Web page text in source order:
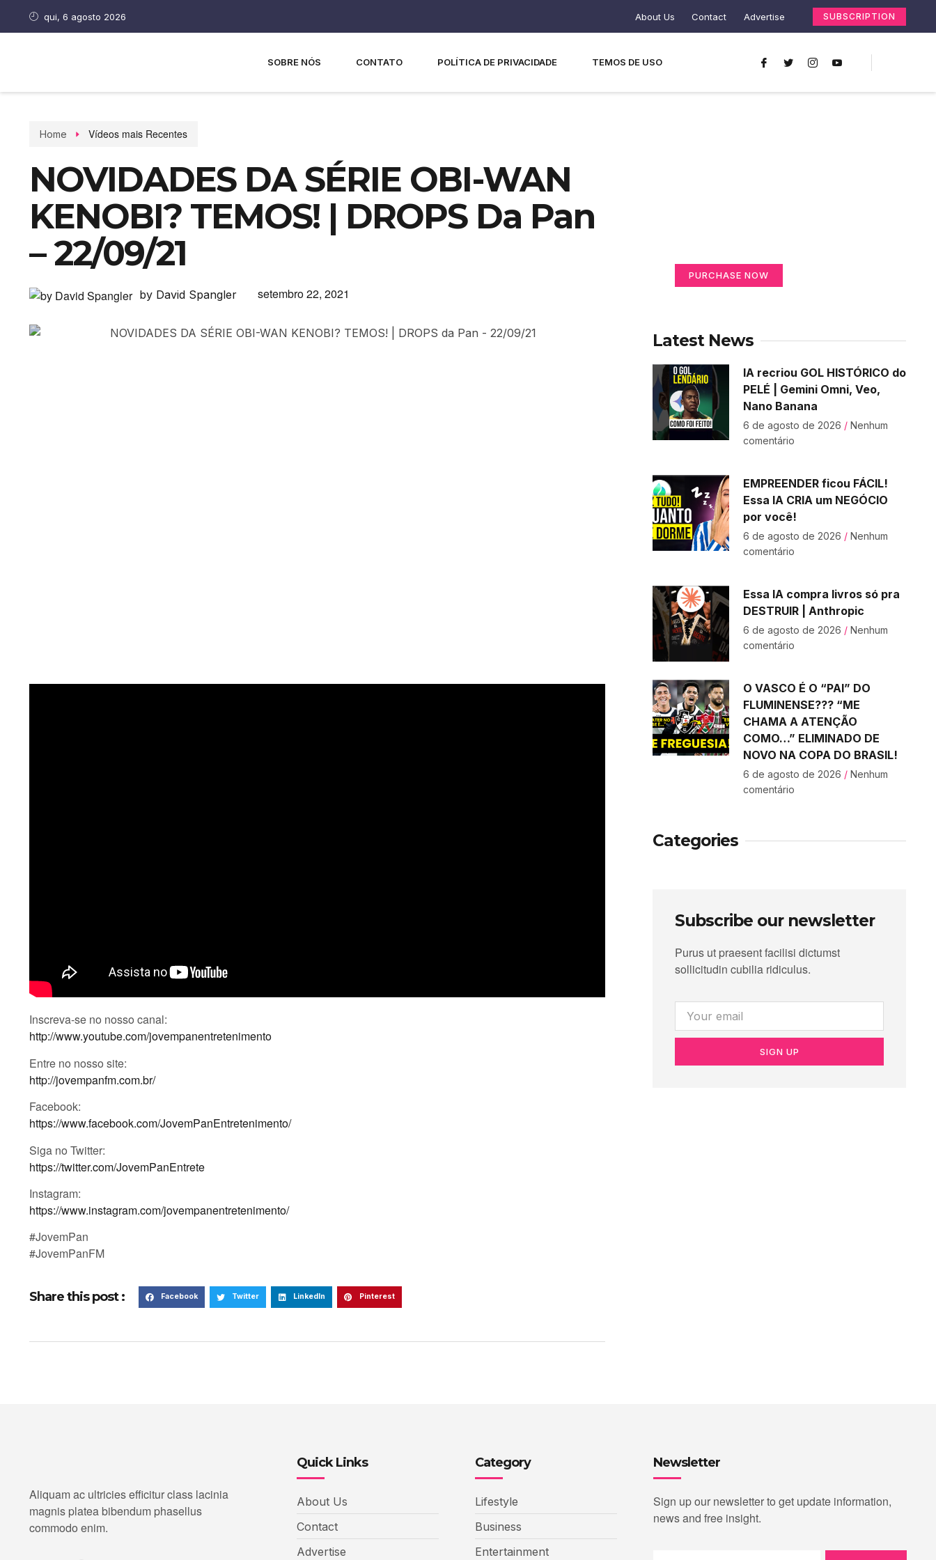
qui, 6 agosto 2026 About Us Contact Advertise SUBSCRIPTION
SOBRE NÓS CONTATO POLÍTICA DE PRIVACIDADE TEMOS DE USO
Home Vídeos mais Recentes
NOVIDADES DA SÉRIE OBI-WAN
KENOBI? TEMOS! | DROPS Da Pan
– 22/09/21
by David Spangler setembro 22, 2021
Inscreva-se no nosso canal:
http://www.youtube.com/jovempanentretenimento
Entre no nosso site:
http://jovempanfm.com.br/
Facebook:
https://www.facebook.com/JovemPanEntretenimento/
Siga no Twitter:
https://twitter.com/JovemPanEntrete
Instagram:
https://www.instagram.com/jovempanentretenimento/
#JovemPan
#JovemPanFM
Share this post : Facebook Twitter LinkedIn Pinterest
PURCHASE NOW
Latest News
IA recriou GOL HISTÓRICO do
PELÉ | Gemini Omni, Veo,
Nano Banana
6 de agosto de 2026 Nenhum
comentário
EMPREENDER ficou FÁCIL!
Essa IA CRIA um NEGÓCIO
por você!
6 de agosto de 2026 Nenhum
comentário
Essa IA compra livros só pra
DESTRUIR | Anthropic
6 de agosto de 2026 Nenhum
comentário
O VASCO É O “PAI” DO
FLUMINENSE??? “ME
CHAMA A ATENÇÃO
COMO…” ELIMINADO DE
NOVO NA COPA DO BRASIL!
6 de agosto de 2026 Nenhum
comentário
Categories
Subscribe our newsletter
Purus ut praesent facilisi dictumst
sollicitudin cubilia ridiculus.
SIGN UP
Aliquam ac ultricies efficitur class lacinia
magnis platea bibendum phasellus
commodo enim.
Quick Links
About Us
Contact
Advertise
Category
Lifestyle
Business
Entertainment
Newsletter
Sign up our newsletter to get update information,
news and free insight.